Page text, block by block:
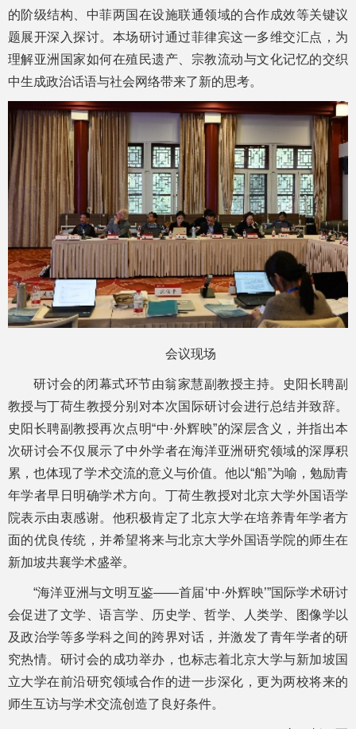
的阶级结构、中菲两国在设施联通领域的合作成效等关键议
题展开深入探讨。本场研讨通过菲律宾这一多维交汇点，为
理解亚洲国家如何在殖民遗产、宗教流动与文化记忆的交织
中生成政治话语与社会网络带来了新的思考。
会议现场
研讨会的闭幕式环节由翁家慧副教授主持。史阳长聘副
教授与丁荷生教授分别对本次国际研讨会进行总结并致辞。
史阳长聘副教授再次点明“中·外辉映”的深层含义，并指出本
次研讨会不仅展示了中外学者在海洋亚洲研究领域的深厚积
累，也体现了学术交流的意义与价值。他以“船”为喻，勉励青
年学者早日明确学术方向。丁荷生教授对北京大学外国语学
院表示由衷感谢。他积极肯定了北京大学在培养青年学者方
面的优良传统，并希望将来与北京大学外国语学院的师生在
新加坡共襄学术盛举。
“海洋亚洲与文明互鉴——首届‘中·外辉映’”国际学术研讨
会促进了文学、语言学、历史学、哲学、人类学、图像学以
及政治学等多学科之间的跨界对话，并激发了青年学者的研
究热情。研讨会的成功举办，也标志着北京大学与新加坡国
立大学在前沿研究领域合作的进一步深化，更为两校将来的
师生互访与学术交流创造了良好条件。